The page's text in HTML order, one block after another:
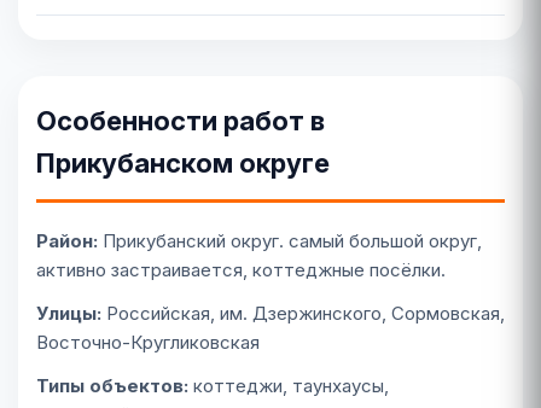
Особенности работ в
Прикубанском округе
Район: Прикубанский округ. самый большой округ,
активно застраивается, коттеджные посёлки.
Улицы: Российская, им. Дзержинского, Сормовская,
Восточно-Кругликовская
Типы объектов: коттеджи, таунхаусы,